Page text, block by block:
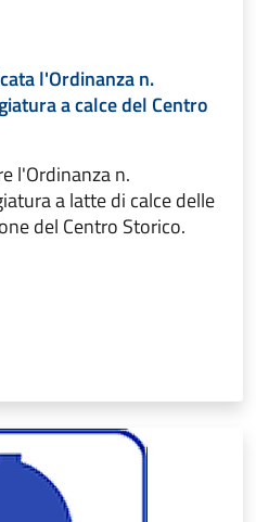
l'Ordinanza n.
a calce del Centro
l'Ordinanza n.
a latte di calce delle
del Centro Storico.